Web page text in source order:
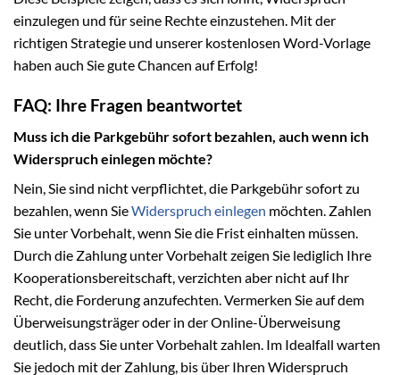
einzulegen und für seine Rechte einzustehen. Mit der
richtigen Strategie und unserer kostenlosen Word-Vorlage
haben auch Sie gute Chancen auf Erfolg!
FAQ: Ihre Fragen beantwortet
Muss ich die Parkgebühr sofort bezahlen, auch wenn ich
Widerspruch einlegen möchte?
Nein, Sie sind nicht verpflichtet, die Parkgebühr sofort zu
bezahlen, wenn SieWiderspruch einlegen möchten. Zahlen
Sie unter Vorbehalt, wenn Sie die Frist einhalten müssen.
Durch die Zahlung unter Vorbehalt zeigen Sie lediglich Ihre
Kooperationsbereitschaft, verzichten aber nicht auf Ihr
Recht, die Forderung anzufechten. Vermerken Sie auf dem
Überweisungsträger oder in der Online-Überweisung
deutlich, dass Sie unter Vorbehalt zahlen. Im Idealfall warten
Sie jedoch mit der Zahlung, bis über Ihren Widerspruch